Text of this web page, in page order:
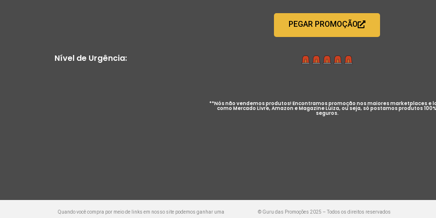
PEGAR PROMOÇÃO
Nível de Urgência:
**Nós não vendemos produtos! Encontramos promoção nos maiores marketplaces e
como Mercado Livre, Amazon e Magazine Luiza, ou seja, só postamos produtos 100%
seguros.
Quando você compra por meio de links em nosso site podemos ganhar uma © Guru das Promoções 2025 – Todos os direitos reservados